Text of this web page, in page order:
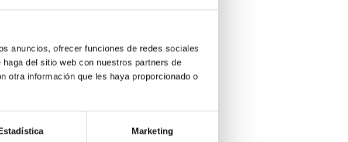
anuncios, ofrecer funciones de redes sociales
del sitio web con nuestros partners de
otra información que les haya proporcionado o
Marketing
Team, el próximo 10 de
la gestión de la
haciendo especial
a disposición de los
acercar un equipo de